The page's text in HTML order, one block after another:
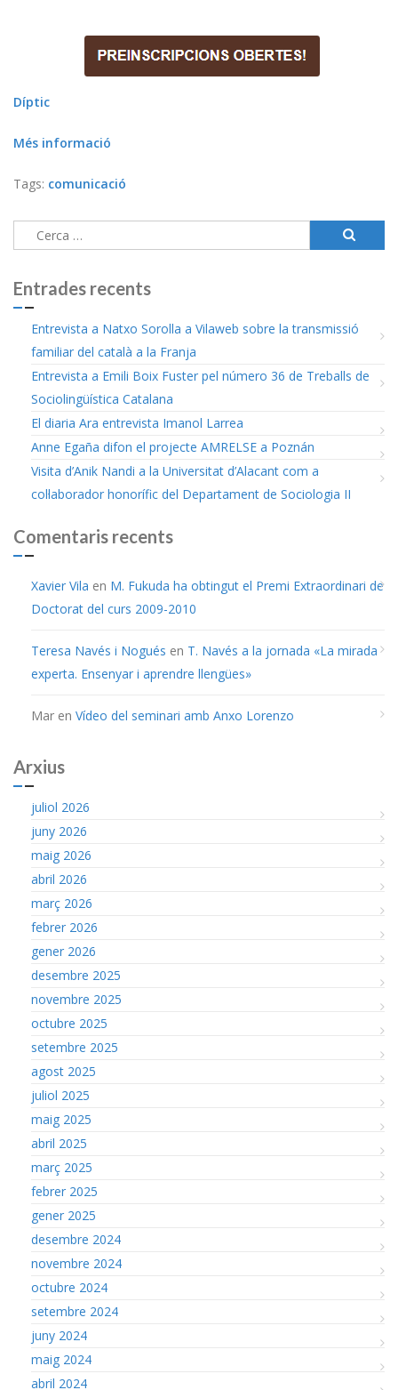
Díptic
Més informació
Tags: comunicació
Cerca:
Entrades recents
Entrevista a Natxo Sorolla a Vilaweb sobre la transmissió
familiar del català a la Franja
Entrevista a Emili Boix Fuster pel número 36 de Treballs de
Sociolingüística Catalana
El diaria Ara entrevista Imanol Larrea
Anne Egaña difon el projecte AMRELSE a Poznán
Visita d’Anik Nandi a la Universitat d’Alacant com a
col·laborador honorífic del Departament de Sociologia II
Comentaris recents
Xavier Vila en M. Fukuda ha obtingut el Premi Extraordinari de
Doctorat del curs 2009-2010
Teresa Navés i Nogués en T. Navés a la jornada «La mirada
experta. Ensenyar i aprendre llengües»
Mar en Vídeo del seminari amb Anxo Lorenzo
Arxius
juliol 2026
juny 2026
maig 2026
abril 2026
març 2026
febrer 2026
gener 2026
desembre 2025
novembre 2025
octubre 2025
setembre 2025
agost 2025
juliol 2025
maig 2025
abril 2025
març 2025
febrer 2025
gener 2025
desembre 2024
novembre 2024
octubre 2024
setembre 2024
juny 2024
maig 2024
abril 2024